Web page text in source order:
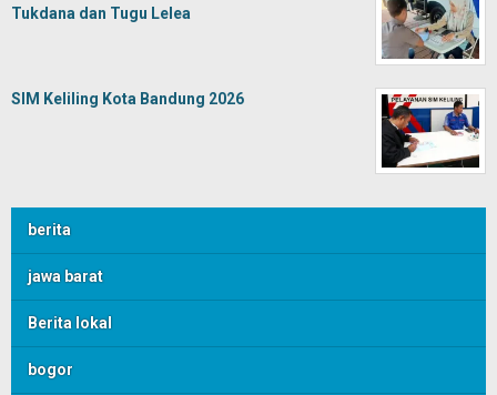
Tukdana dan Tugu Lelea
SIM Keliling Kota Bandung 2026
berita
jawa barat
Berita lokal
bogor